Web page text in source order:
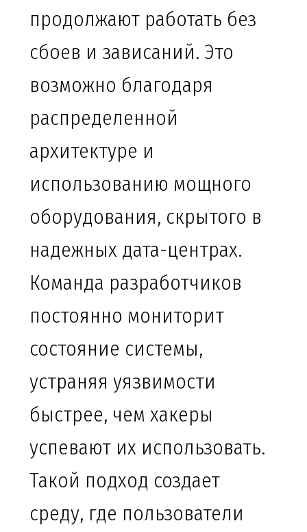
продолжают работать без
сбоев и зависаний. Это
возможно благодаря
распределенной
архитектуре и
использованию мощного
оборудования, скрытого в
надежных дата-центрах.
Команда разработчиков
постоянно мониторит
состояние системы,
устраняя уязвимости
быстрее, чем хакеры
успевают их использовать.
Такой подход создает
среду, где пользователи